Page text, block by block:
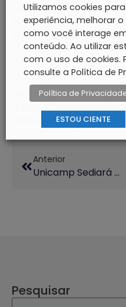
costuma abrir portas
especialmente em
exterior. “Quando um
uma das primeiras
o time. Quem participa
iniciativa e capacidade
Para divulgar o projeto,
gratuita ao público, a
Anterior
Unicamp Sediará O XXV Congresso Da Sociedade Brasileira De Estudos Clássicos
Pesquisar
Utilizamos cookies
experiência, melhorar
como você interage
conteúdo. Ao utilizar
com o uso de cookies.
consulte a Política de
Política de
ESTOU CIENTE